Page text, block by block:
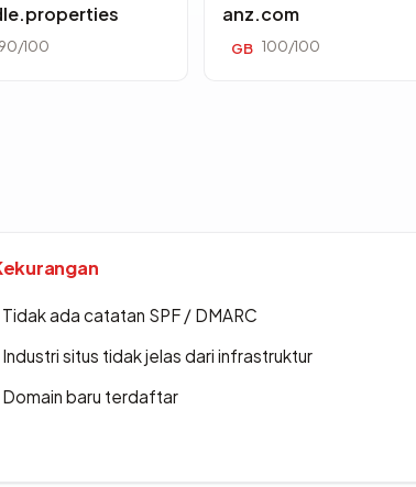
90/100
anz.com
GB 100/100
Tidak ada catatan SPF / DMARC
Industri situs tidak jelas dari infrastruktur
Domain baru terdaftar